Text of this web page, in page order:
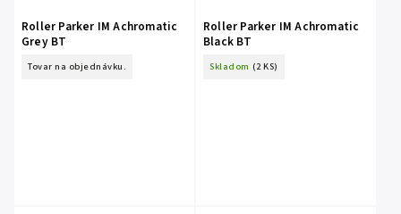
Roller Parker IM Achromatic
Grey BT
Tovar na objednávku.
Roller Parker IM Achromatic
Black BT
Skladom (2 KS)